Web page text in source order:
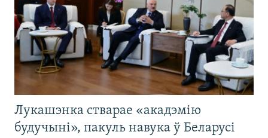
Лукашэнка стварае «акадэмію
будучыні», пакуль навука ў Беларусі